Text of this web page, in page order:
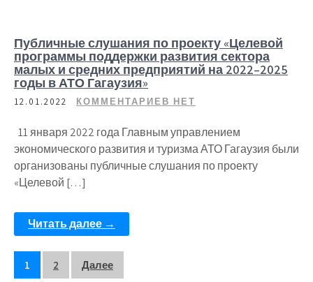
Публичные слушания по проекту «Целевой
программы поддержки развития сектора
малых и средних предприятий на 2022–2025
годы в АТО Гагаузия»
12.01.2022 КОММЕНТАРИЕВ НЕТ
11 января 2022 года Главным управлением
экономического развития и туризма АТО Гагаузия были
организованы публичные слушания по проекту
«Целевой […]
Читать далее →
1 2 Далее